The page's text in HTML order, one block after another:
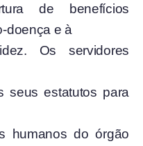
de benefícios
doença e à
Os servidores
seus estatutos para
humanos do órgão